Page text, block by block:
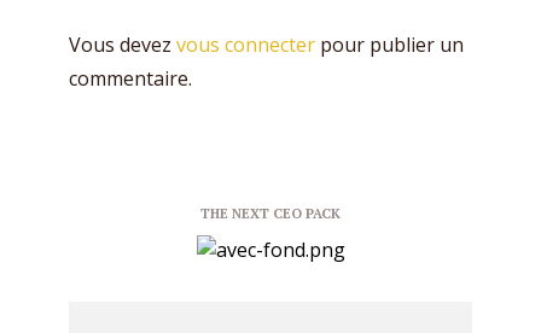
Vous devez vous connecter pour publier un
commentaire.
THE NEXT CEO PACK